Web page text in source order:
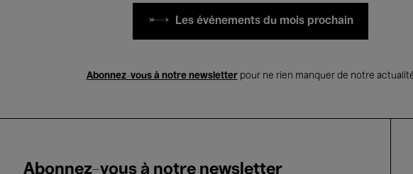
Les événements du mois prochain
Abonnez-vous à notre newsletterpour ne rien manquer de notre
Abonnez-vous à notre newsletter